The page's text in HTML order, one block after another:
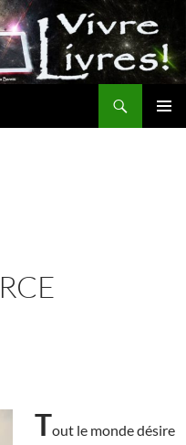
Tout le monde désire